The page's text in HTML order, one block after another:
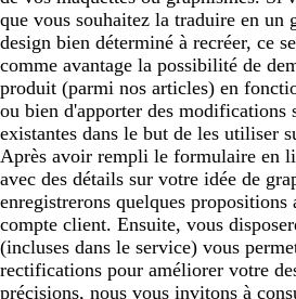
que vous souhaitez la traduire en un
design bien déterminé à recréer, ce
comme avantage la possibilité de
produit (parmi nos articles) en
ou bien d'apporter des modifications
existantes dans le but de les utiliser
Après avoir rempli le formulaire en
avec des détails sur votre idée de
enregistrerons quelques propositions
compte client. Ensuite, vous
(incluses dans le service) vous
rectifications pour améliorer votre
précisions, nous vous invitons à